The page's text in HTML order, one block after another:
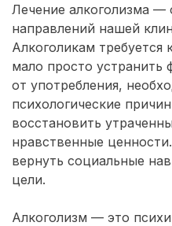
Лечение алкоголизма —
направлений нашей
Алкоголикам
мало просто устранить
от употребления,
психологические
восстановить
нравственные
вернуть социальные
цели.
Алкоголизм — это